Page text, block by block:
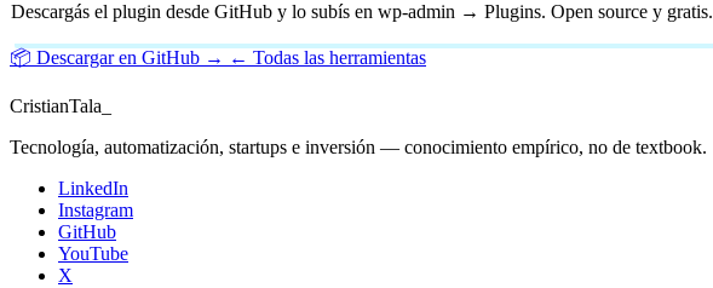
Descargás el plugin desde GitHub y lo subís en wp-admin → Plugins. Open source y gratis.
📦 Descargar en GitHub → ← Todas las herramientas
CristianTala
Tecnología, automatización, startups e inversión — conocimiento empírico, no de textbook.
LinkedIn
Instagram
GitHub
YouTube
X